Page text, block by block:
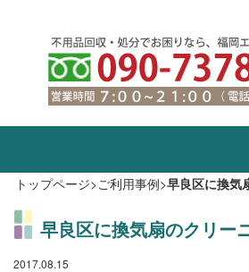
トップページ>ご利用事例>早良区に換気
早良区に換気扇のクリー
2017.08.15